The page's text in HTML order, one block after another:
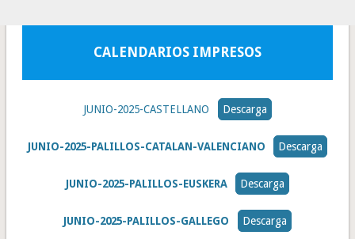
CALENDARIOS IMPRESOS
JUNIO-2025-CASTELLANO Descarga
JUNIO-2025-PALILLOS-CATALAN-VALENCIANO Descarga
JUNIO-2025-PALILLOS-EUSKERA Descarga
JUNIO-2025-PALILLOS-GALLEGO Descarga